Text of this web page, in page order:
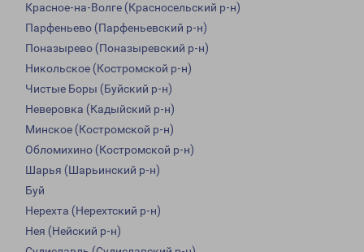
Красное-на-Волге (Красносельский р-н)
Парфеньево (Парфеньевский р-н)
Поназырево (Поназыревский р-н)
Никольское (Костромской р-н)
Чистые Боры (Буйский р-н)
Неверовка (Кадыйский р-н)
Минское (Костромской р-н)
Обломихино (Костромской р-н)
Шарья (Шарьинский р-н)
Буй
Нерехта (Нерехтский р-н)
Нея (Нейский р-н)